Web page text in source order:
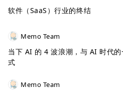
软件（SaaS）行业的终结
Memo Team
当下 AI 的 4 波浪潮，与 AI 时代
式
Memo Team